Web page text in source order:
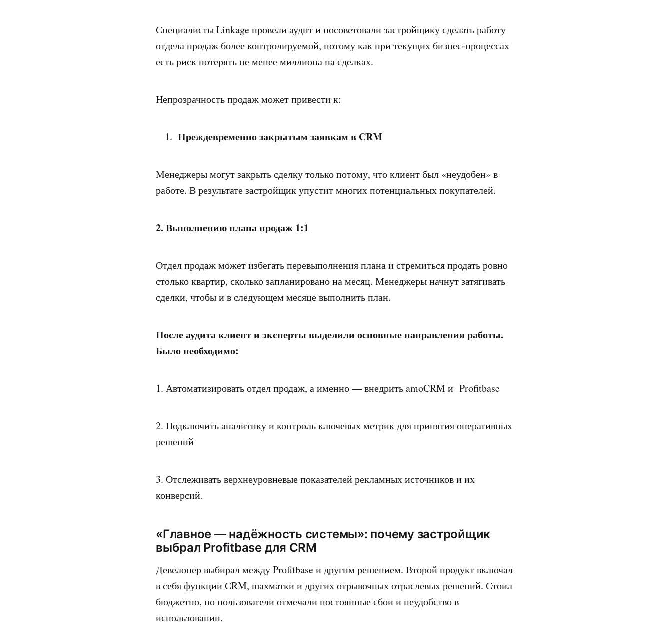
Специалисты Linkage провели аудит и посоветовали застройщику сделать работу
отдела продаж более контролируемой, потому как при текущих бизнес-процессах
есть риск потерять не менее миллиона на сделках.
Непрозрачность продаж может привести к:
Преждевременно закрытым заявкам в CRM
Менеджеры могут закрыть сделку только потому, что клиент был «неудобен» в
работе. В результате застройщик упустит многих потенциальных покупателей.
2. Выполнению плана продаж 1:1
Отдел продаж может избегать перевыполнения плана и стремиться продать ровно
столько квартир, сколько запланировано на месяц. Менеджеры начнут затягивать
сделки, чтобы и в следующем месяце выполнить план.
После аудита клиент и эксперты выделили основные направления работы.
Было необходимо:
1. Автоматизировать отдел продаж, а именно — внедрить amoCRM и Profitbase
2. Подключить аналитику и контроль ключевых метрик для принятия оперативных
решений
3. Отслеживать верхнеуровневые показателей рекламных источников и их
конверсий.
«Главное — надёжность системы»: почему застройщик
выбрал Profitbase для СRM
Девелопер выбирал между Profitbase и другим решением. Второй продукт включал
в себя функции СRM, шахматки и других отрывочных отраслевых решений. Стоил
бюджетно, но пользователи отмечали постоянные сбои и неудобство в
использовании.